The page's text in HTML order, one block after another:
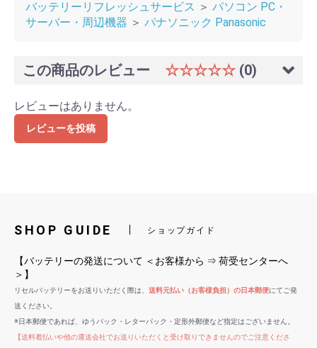
バッテリーリフレッシュサービス ＞ パソコン PC・
サーバー・周辺機器 ＞ パナソニック Panasonic
この商品のレビュー ☆☆☆☆☆ (0)
レビューはありません。
レビューを投稿
SHOP GUIDE ショップガイド
【バッテリーの発送について ＜お客様から ⇒ 荷受センターへ
＞】
リセルバッテリーをお送りいただく際は、 送料元払い（お客様負担）の日本郵便にてご発
送ください。
※日本郵便であれば、ゆうパック・レターパック・定形外郵便など指定はございません。
【送料着払いや他の運送会社でお送りいただくと受け取りできませんのでご注意くださ